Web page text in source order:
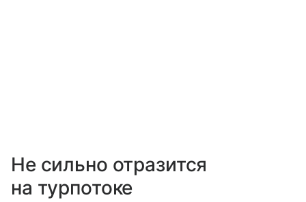
Не сильно отразится
на турпотоке